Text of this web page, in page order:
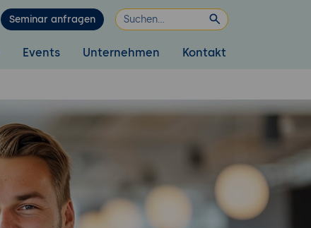
Seminar anfragen
Events Unternehmen Kontakt